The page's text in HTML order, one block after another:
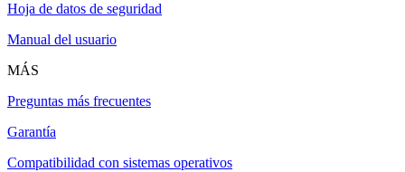
Hoja de datos de seguridad
Manual del usuario
MÁS
Preguntas más frecuentes
Garantía
Compatibilidad con sistemas operativos